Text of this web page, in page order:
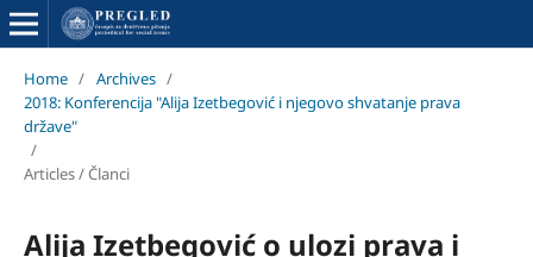
Home / Archives /
2018: Konferencija "Alija Izetbegović i njegovo shvatanje prava
države"
/
Articles / Članci
Alija Izetbegović o ulozi prava i